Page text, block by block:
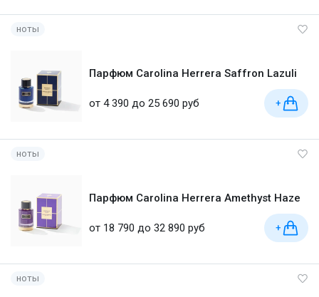
ноты
Парфюм Carolina Herrera Saffron Lazuli
от 4 390 до 25 690 руб +
ноты
Парфюм Carolina Herrera Amethyst Haze
от 18 790 до 32 890 руб +
ноты